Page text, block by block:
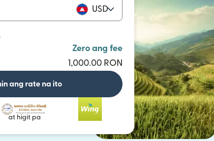
USD
Zero ang fee
1,000.00 RON
ang rate na ito
at higit pa